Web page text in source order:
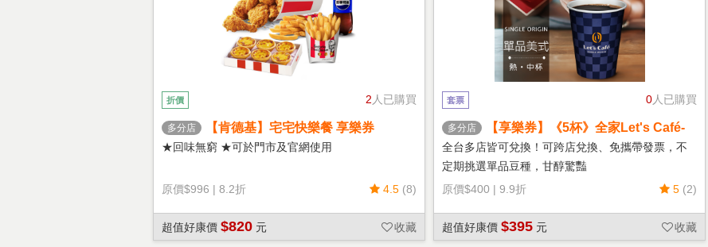
2 人已購買
折價
多分店 【肯德基】宅宅快樂餐 享樂券
★回味無窮 ★可於門市及官網使用
原價$996 | 8.2折 4.5 (8)
超值好康價 $820 元 收藏
0人已購買
套票
多分店
【享樂券】《5杯》全家Let's Café-
熱單品美式(中杯)
全台多店皆可兌換！可跨店兌換、免攜帶發票，不
定期挑選單品豆種，甘醇驚豔
原價$400 | 9.9折 5 (2)
超值好康價 $395 元 收藏